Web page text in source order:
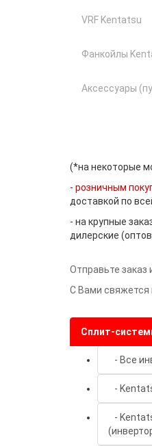
VRF Kentatsu
Фанкойлы
Аксессуары
(*на некоторые
- розничным
доставкой по
- на крупные
дилерские
Отправьте заказ
С Вами свяжется
Cплит-
- Все
-
-